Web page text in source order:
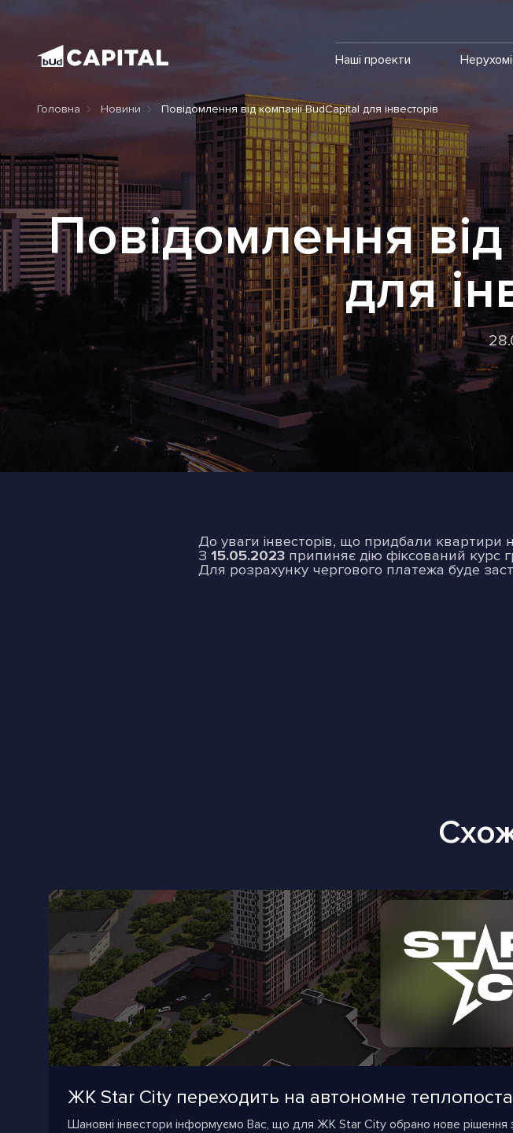
Наші проекти
Головна Новини Повідомлення від компанії BudCapital для інвесторів
Повідомлення
для
До уваги інвесторів, що придбали квартири
З 15.05.2023 припиняє дію фіксований курс
Для розрахунку чергового платежа буде
ЖК Star City переходить на автономне
Шановні інвестори інформуємо Вас, що для ЖК Star City обрано нове рішення